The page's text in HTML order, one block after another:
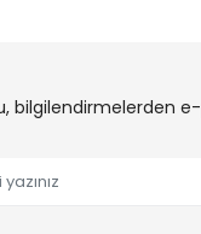
bilgilendirmelerden